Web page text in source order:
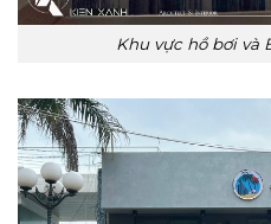
Khu vực hồ bơi và